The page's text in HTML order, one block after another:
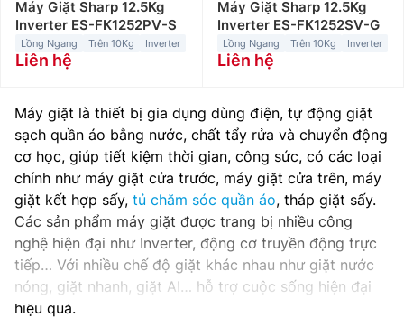
Máy Giặt Sharp 12.5Kg
Inverter ES-FK1252PV-S
Lồng Ngang Trên 10Kg Inverter
Liên hệ
Máy Giặt Sharp 12.5Kg
Inverter ES-FK1252SV-G
Lồng Ngang Trên 10Kg Inverter
Liên hệ
Máy giặt là thiết bị gia dụng dùng điện, tự động giặt
sạch quần áo bằng nước, chất tẩy rửa và chuyển động
cơ học, giúp tiết kiệm thời gian, công sức, có các loại
chính như máy giặt cửa trước, máy giặt cửa trên, máy
giặt kết hợp sấy, tủ chăm sóc quần áo, tháp giặt sấy.
Các sản phẩm máy giặt được trang bị nhiều công
nghệ hiện đại như Inverter, động cơ truyền động trực
tiếp… Với nhiều chế độ giặt khác nhau như giặt nước
nóng, giặt nhanh, giặt AI… hỗ trợ cuộc sống hiện đại
hiệu quả.